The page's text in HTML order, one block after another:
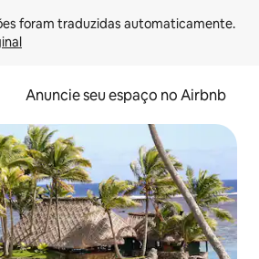
Anuncie seu espaço no Airbnb